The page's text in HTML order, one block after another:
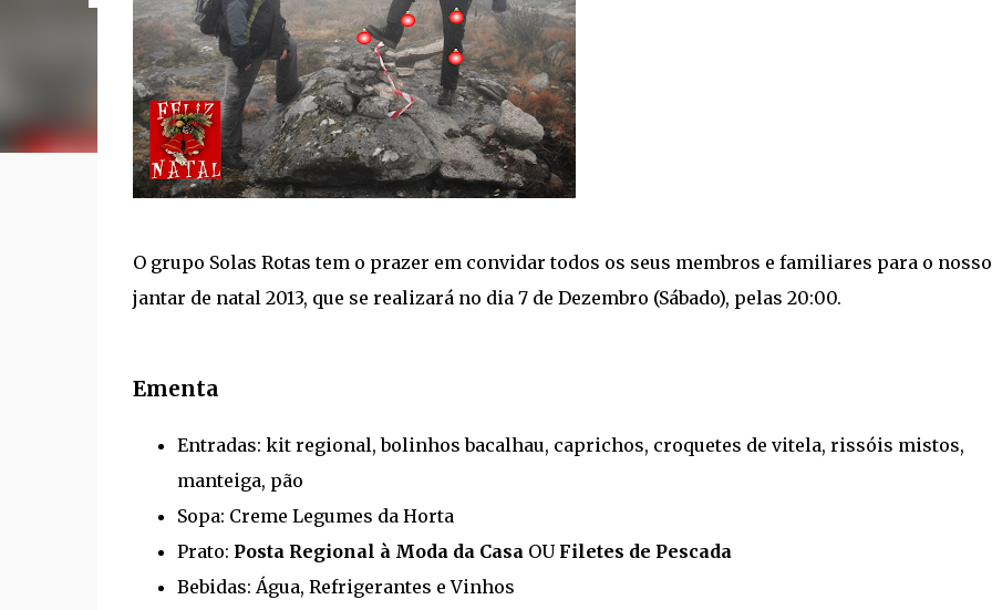
O grupo Solas Rotas tem o prazer em convidar todos os seus membros e familiares para o nosso
jantar de natal 2013, que se realizará no dia 7 de Dezembro (Sábado), pelas 20:00.
Ementa
Entradas: kit regional, bolinhos bacalhau, caprichos, croquetes de vitela, rissóis mistos,
manteiga, pão
Sopa: Creme Legumes da Horta
Prato: Posta Regional à Moda da CasaOU Filetes de Pescada
Bebidas: Água, Refrigerantes e Vinhos